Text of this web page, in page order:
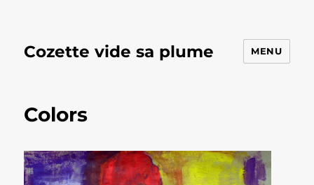
Cozette vide sa plume MENU
Colors